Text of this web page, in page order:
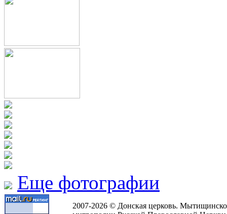
Еще фотографии
2007-2026 © Донская церковь.